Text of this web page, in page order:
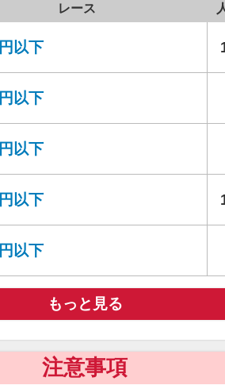
レース
以下
以下
以下
以下
以下
もっと見る
注意事項